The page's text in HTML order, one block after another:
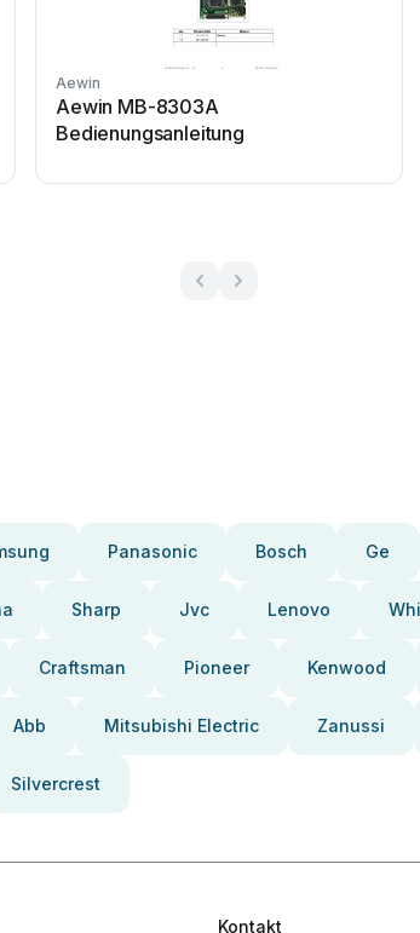
Aewin
Aewin MB-8303A
Bedienungsanleitung
Panasonic Bosch Ge
Sharp Jvc Lenovo
Craftsman Pioneer Kenwood
Abb Mitsubishi Electric Zanussi
Silvercrest
Kontakt